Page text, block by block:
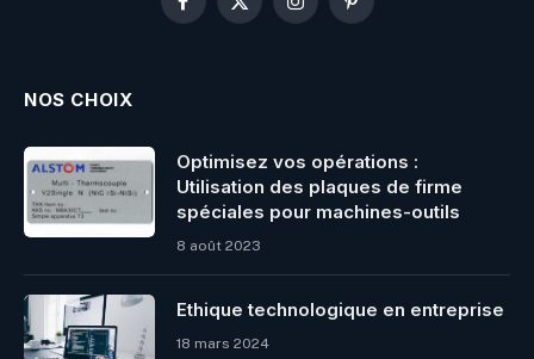
Facebook
X
InstagramPinterest
NOS CHOIX
Optimisez vos opérations :
Utilisation des plaques de firme
spéciales pour machines-outils
8 août 2023
Ethique technologique en entreprise
18 mars 2024